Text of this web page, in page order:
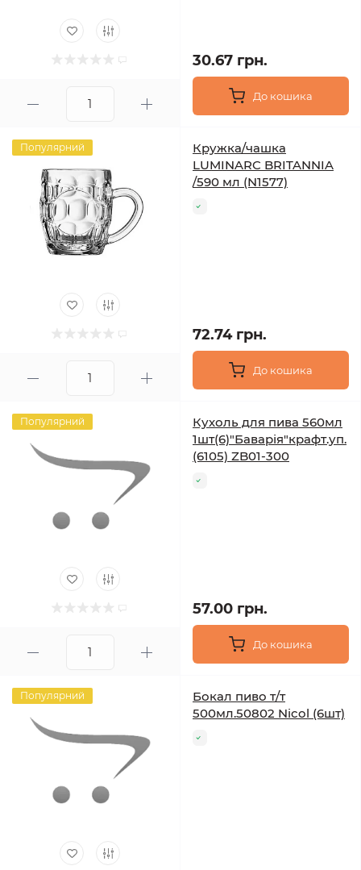
30.67 грн.
До кошика
Популярний
Кружка/чашка
LUMINARC BRITANNIA
/590 мл (N1577)
72.74 грн.
До кошика
Популярний
Кухоль для пива 560мл
1шт(6)"Баварія"крафт.уп.
(6105) ZB01-300
57.00 грн.
До кошика
Популярний
Бокал пиво т/т
500мл.50802 Nicol (6шт)